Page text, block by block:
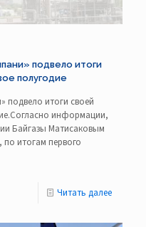
подвело итоги
полугодие
подвело итоги своей
информации,
Байгазы Матисаковым
по итогам первого
Читать далее